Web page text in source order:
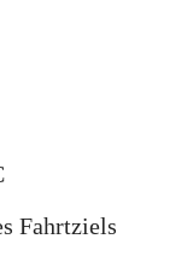
Fahrtziels